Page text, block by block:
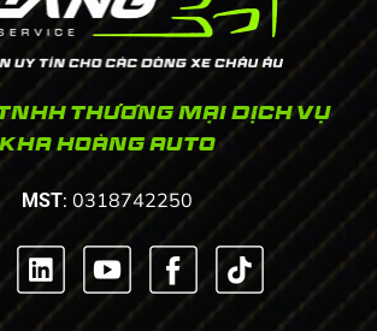
THƯƠNG MẠI DỊCH VỤ
KHA HOÀNG AUTO
MST: 0318742250